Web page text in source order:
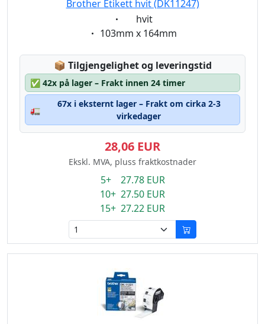
Brother Etikett hvit (DK11247)
Eigenschaft:
hvit
Eigenschaft:
103mm x 164mm
📦 Lagerstatus:
Tilgjengelighet og leveringstid
✅ 42x på lager – Frakt innen 24 timer
🚛
67x i eksternt lager – Frakt om cirka 2-3
virkedager
28,06 EUR
Ekskl. MVA, pluss fraktkostnader
5+ 27.78 EUR
10+ 27.50 EUR
15+ 27.22 EUR